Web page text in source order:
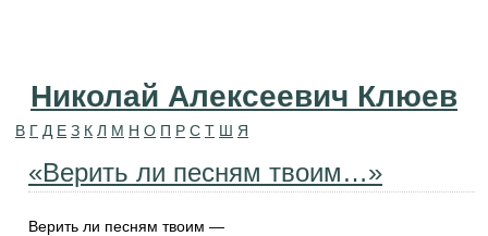
Николай Алексеевич Клюев
В Г Д Е З К Л М Н О П Р С Т Ш Я
«Верить ли песням твоим…»
Верить ли песням твоим —